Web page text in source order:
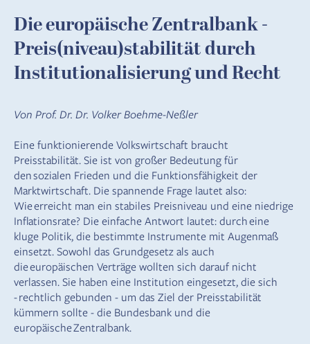
Die europäische Zentralbank -
Preis(niveau)stabilität durch
Institutionalisierung und Recht
Von Prof. Dr. Dr. Volker Boehme-Neßler
Eine funktionierende Volkswirtschaft braucht
Preisstabilität. Sie ist von großer Bedeutung für
den sozialen Frieden und die Funktionsfähigkeit der
Marktwirtschaft. Die spannende Frage lautet also:
Wie erreicht man ein stabiles Preisniveau und eine niedrige
Inflationsrate? Die einfache Antwort lautet: durch eine
kluge Politik, die bestimmte Instrumente mit Augenmaß
einsetzt. Sowohl das Grundgesetz als auch
die europäischen Verträge wollten sich darauf nicht
verlassen. Sie haben eine Institution eingesetzt, die sich
- rechtlich gebunden - um das Ziel der Preisstabilität
kümmern sollte - die Bundesbank und die
europäische Zentralbank.